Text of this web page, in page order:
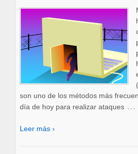
son uno de los métodos más
día de hoy para realizar ataques …
Leer más ›